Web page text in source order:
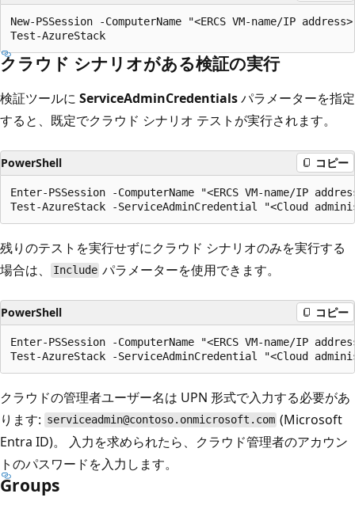
New-PSSession -ComputerName "<ERCS VM-name/IP
クラウド シナリオがある検証の実行
検証ツールに ServiceAdminCredentialsパラメーターを指定
すると、既定でクラウド シナリオ テストが実行されます。
PowerShell コピー
Enter-PSSession -ComputerName "<ERCS VM-name/IP
残りのテストを実行せずにクラウド シナリオのみを実行する
場合は、
Include パラメーターを使用できます。
PowerShell コピー
Enter-PSSession -ComputerName "<ERCS VM-name/IP
クラウドの管理者ユーザー名は UPN 形式で入力する必要があ
ります: serviceadmin@contoso.onmicrosoft.com (Microsoft
Entra ID)。 入力を求められたら、クラウド管理者のアカウン
トのパスワードを入力します。
Groups